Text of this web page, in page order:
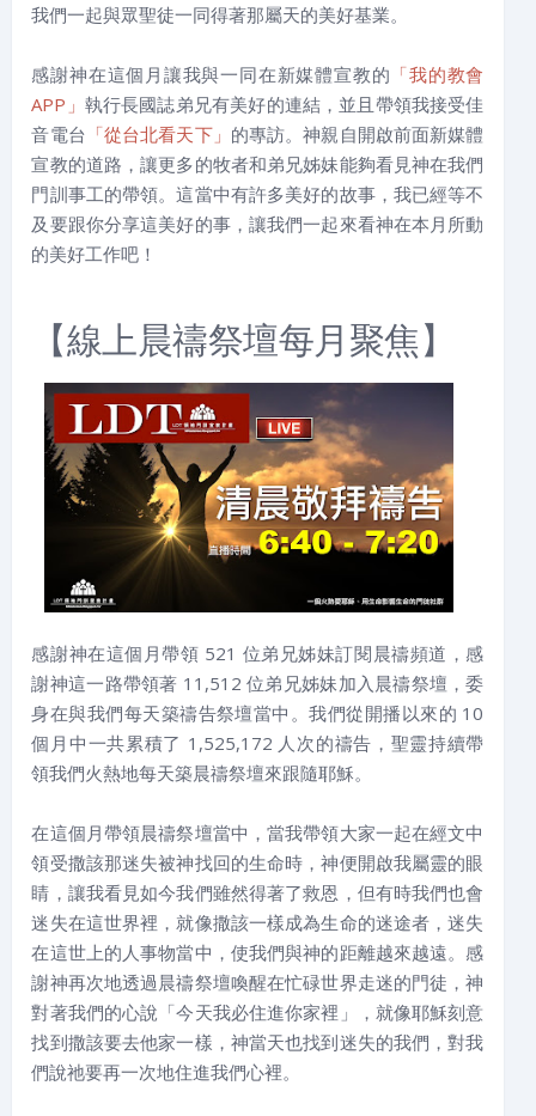
我們一起與眾聖徒一同得著那屬天的美好基業。
感謝神在這個月讓我與一同在新媒體宣教的 「我的教會
APP」 執行長國誌弟兄有美好的連結，並且帶領我接受佳
音電台 「從台北看天下」 的專訪。神親自開啟前面新媒體
宣教的道路，讓更多的牧者和弟兄姊妹能夠看見神在我們
門訓事工的帶領。這當中有許多美好的故事，我已經等不
及要跟你分享這美好的事，讓我們一起來看神在本月所動
的美好工作吧！
【線上晨禱祭壇每月聚焦】
感謝神在這個月帶領 521 位弟兄姊妹訂閱晨禱頻道，感
謝神這一路帶領著 11,512 位弟兄姊妹加入晨禱祭壇，委
身在與我們每天築禱告祭壇當中。我們從開播以來的 10
個月中一共累積了 1,525,172 人次的禱告，聖靈持續帶
領我們火熱地每天築晨禱祭壇來跟隨耶穌。
在這個月帶領晨禱祭壇當中，當我帶領大家一起在經文中
領受撒該那迷失被神找回的生命時，神便開啟我屬靈的眼
睛，讓我看見如今我們雖然得著了救恩，但有時我們也會
迷失在這世界裡，就像撒該一樣成為生命的迷途者，迷失
在這世上的人事物當中，使我們與神的距離越來越遠。感
謝神再次地透過晨禱祭壇喚醒在忙碌世界走迷的門徒，神
對著我們的心說「今天我必住進你家裡」，就像耶穌刻意
找到撒該要去他家一樣，神當天也找到迷失的我們，對我
們說祂要再一次地住進我們心裡。